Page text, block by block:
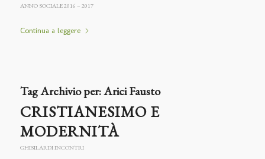
ANNO SOCIALE 2016 – 2017
Continua a leggere
Tag Archivio per:Arici Fausto
CRISTIANESIMO E
MODERNITÀ
GHISILARDI INCONTRI